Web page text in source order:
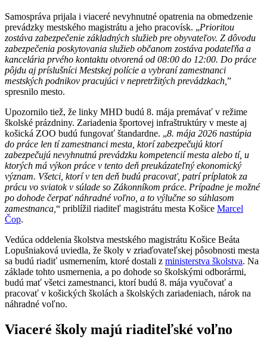
Samospráva prijala i viaceré nevyhnutné opatrenia na obmedzenie
prevádzky mestského magistrátu a jeho pracovísk. „Prioritou
zostáva zabezpečenie základných služieb pre obyvateľov. Z dôvodu
zabezpečenia poskytovania služieb občanom zostáva podateľňa a
kancelária prvého kontaktu otvorená od 08:00 do 12:00. Do práce
pôjdu aj príslušníci Mestskej polície a vybraní zamestnanci
mestských podnikov pracujúci v nepretržitých prevádzkach, ”
spresnilo mesto.
Upozornilo tiež, že linky MHD budú 8. mája premávať v režime
školské prázdniny. Zariadenia športovej infraštruktúry v meste aj
košická ZOO budú fungovať štandardne. „8. mája 2026 nastúpia
do práce len tí zamestnanci mesta, ktorí zabezpečujú ktorí
zabezpečujú nevyhnutnú prevádzku kompetencií mesta alebo tí, u
ktorých má výkon práce v tento deň preukázateľný ekonomický
význam. Všetci, ktorí v ten deň budú pracovať, patrí príplatok za
prácu vo sviatok v súlade so Zákonníkom práce. Prípadne je možné
po dohode čerpať náhradné voľno, a to výlučne so súhlasom
zamestnanca, “ priblížil riaditeľ magistrátu mesta Košice Marcel
Čop.
Vedúca oddelenia školstva mestského magistrátu Košice Beáta
Lopušniaková uviedla, že školy v zriaďovateľskej pôsobnosti mesta
sa budú riadiť usmernením, ktoré dostali z ministerstva školstva. Na
základe tohto usmernenia, a po dohode so školskými odborármi,
budú mať všetci zamestnanci, ktorí budú 8. mája vyučovať a
pracovať v košických školách a školských zariadeniach, nárok na
náhradné voľno.
Viaceré školy majú riaditeľské voľno